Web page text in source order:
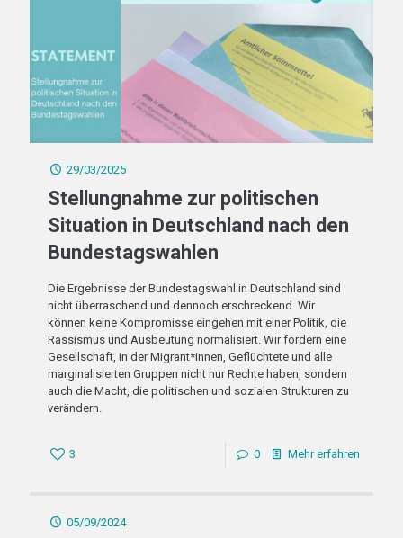
29/03/2025
Stellungnahme zur politischen
Situation in Deutschland nach den
Bundestagswahlen
Die Ergebnisse der Bundestagswahl in Deutschland sind
nicht überraschend und dennoch erschreckend. Wir
können keine Kompromisse eingehen mit einer Politik, die
Rassismus und Ausbeutung normalisiert. Wir fordern eine
Gesellschaft, in der Migrant*innen, Geflüchtete und alle
marginalisierten Gruppen nicht nur Rechte haben, sondern
auch die Macht, die politischen und sozialen Strukturen zu
verändern.
3 0 Mehr erfahren
05/09/2024